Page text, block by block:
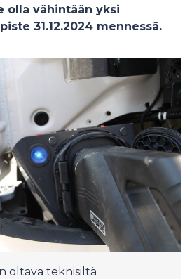
olla vähintään yksi
31.12.2024 mennessä.
oltava teknisiltä